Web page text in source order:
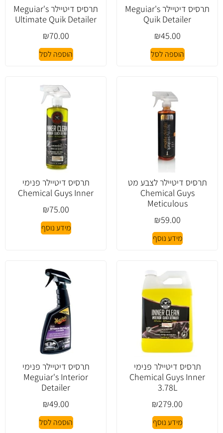
תרסיס דיטיילר Meguiar's
Quik Detailer
₪45.00
הוספה לסל
תרסיס דיטיילר Meguiar's
Ultimate Quik Detailer
₪70.00
הוספה לסל
תרסיס דיטיילר לצבע מט
Chemical Guys
Meticulous
₪59.00
מידע נוסף
תרסיס דיטיילר פנימי
Chemical Guys Inner
₪75.00
מידע נוסף
תרסיס דיטיילר פנימי
Chemical Guys Inner
3.78L
₪279.00
מידע נוסף
תרסיס דיטיילר פנימי
Meguiar's Interior
Detailer
₪49.00
הוספה לסל